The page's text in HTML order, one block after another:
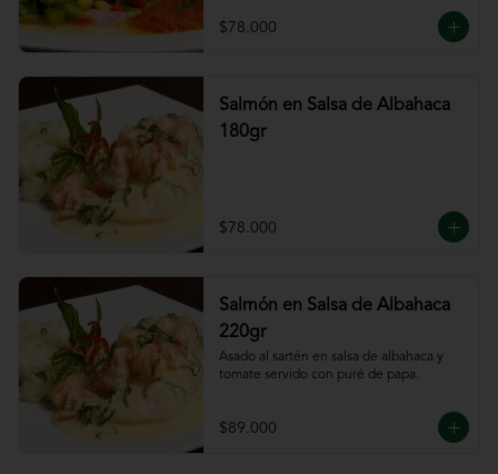
$78.000
Salmón en Salsa de Albahaca
180gr
$78.000
Salmón en Salsa de Albahaca
220gr
Asado al sartén en salsa de albahaca y
tomate servido con puré de papa.
$89.000